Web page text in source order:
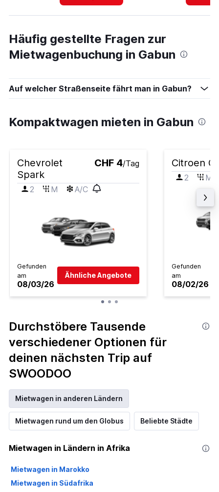
Häufig gestellte Fragen zur
Mietwagenbuchung in Gabun
Auf welcher Straßenseite fährt man in Gabun?
Kompaktwagen mieten in Gabun
Chevrolet
Spark
CHF 4/Tag
2 M A/C
Gefunden
am
08/03/26
Ähnliche Angebote
Citroen C1
2 M
Gefunden
am
08/02/26
Durchstöbere Tausende
verschiedener Optionen für
deinen nächsten Trip auf
SWOODOO
Mietwagen in anderen Ländern
Mietwagen rund um den Globus Beliebte Städte
Mietwagen in Ländern in Afrika
Mietwagen in Marokko
Mietwagen in Südafrika